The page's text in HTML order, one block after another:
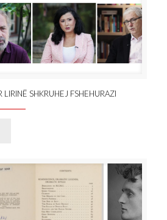
LIRINË SHKRUHEJ FSHEHURAZI